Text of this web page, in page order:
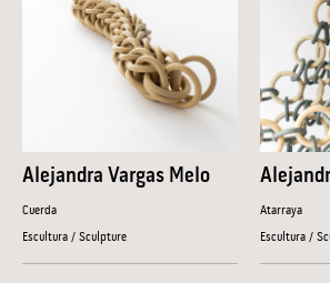
Alejandra Vargas Melo
Cuerda
Escultura / Sculpture
Atarraya
Escultura /